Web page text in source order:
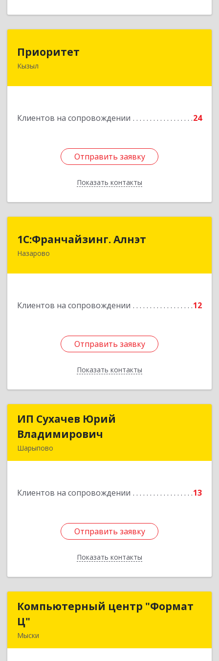
Приоритет
Кызыл
Клиентов на сопровождении 24
Отправить заявку
Показать контакты
667000, Тыва Респ, Кызыл г, Комсомольская ул,
Отправить заявку
Назад
1С:Франчайзинг. Алнэт
Назарово
Клиентов на сопровождении 12
Отправить заявку
Показать контакты
1С:Франчайзинг. Алнэт
662200, Красноярский край, Назарово г,
Отправить заявку
Назад
ИП Сухачев Юрий
Владимирович
Шарыпово
Клиентов на сопровождении 13
Отправить заявку
Показать контакты
ИП Сухачев Юрий
Подробнее
Отправить заявку
Назад
Компьютерный центр "Формат
Ц"
Мыски
Компьютерный центр "Формат